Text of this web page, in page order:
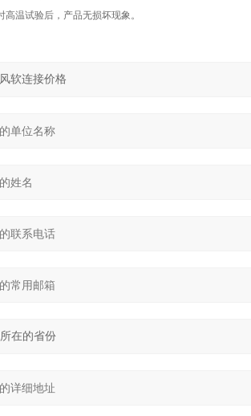
温试验后，产品无损坏现象。